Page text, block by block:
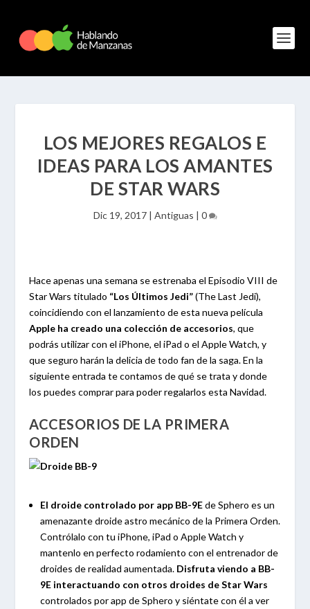
LOS MEJORES REGALOS E
IDEAS PARA LOS AMANTES
DE STAR WARS
Dic 19, 2017| Antiguas | 0
Hace apenas una semana se estrenaba el Episodio VIII de
Star Wars titulado “Los Últimos Jedi”(The Last Jedi),
coincidiendo con el lanzamiento de esta nueva película
Apple ha creado una colección de accesorios, que
podrás utilizar con el iPhone, el iPad o el Apple Watch, y
que seguro harán la delicia de todo fan de la saga. En la
siguiente entrada te contamos de qué se trata y donde
los puedes comprar para poder regalarlos esta Navidad.
ACCESORIOS DE LA PRIMERA
ORDEN
El droide controlado por app BB-9Ede Sphero es un
amenazante droide astro mecánico de la Primera Orden.
Contrólalo con tu iPhone, iPad o Apple Watch y
mantenlo en perfecto rodamiento con el entrenador de
droides de realidad aumentada. Disfruta viendo a BB-
9E interactuando con otros droides de Star Wars
controlados por app de Sphero y siéntate con él a ver